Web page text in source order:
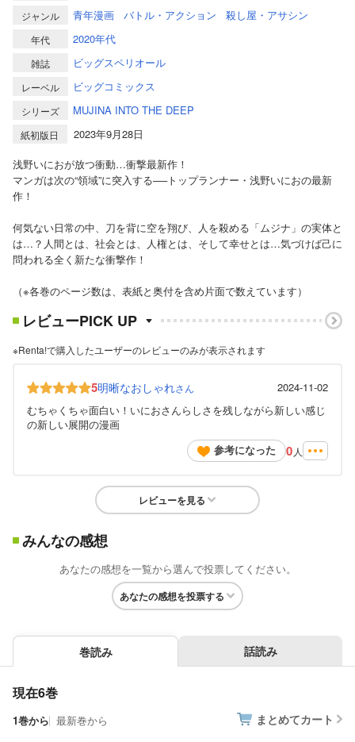
ジャンル 青年漫画 バトル・アクション 殺し屋・アサシン
年代 2020年代
雑誌 ビッグスペリオール
レーベル ビッグコミックス
シリーズ MUJINA INTO THE DEEP
紙初版日
2023年9月28日
浅野いにおが放つ衝動…衝撃最新作！
マンガは次の“領域”に突入する──トップランナー・浅野いにおの最新
作！
何気ない日常の中、刀を背に空を翔び、人を殺める「ムジナ」の実体と
は…？人間とは、社会とは、人権とは、そして幸せとは…気づけば己に
問われる全く新たな衝撃作！
（※各巻のページ数は、表紙と奥付を含め片面で数えています）
レビューPICK UP
※Renta!で購入したユーザーのレビューのみが表示されます
5明晰なおしゃれさん
2024-11-02
むちゃくちゃ面白い！いにおさんらしさを残しながら新しい感じ
の新しい展開の漫画
参考になった
0 人
レビューを見る
みんなの感想
あなたの感想を一覧から選んで投票してください。
あなたの感想を投票する
巻読み 話読み
現在6巻
1巻から 最新巻から まとめてカート